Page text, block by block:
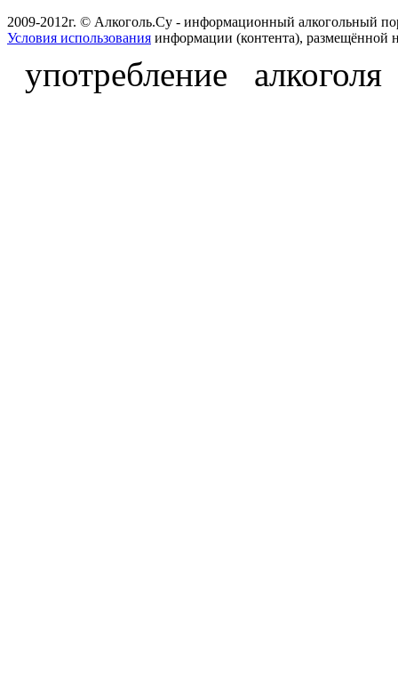
2009-2012г. © Алкоголь.Су - информационный алкогольный
Условия использования информации (контента), размещённой
употребление